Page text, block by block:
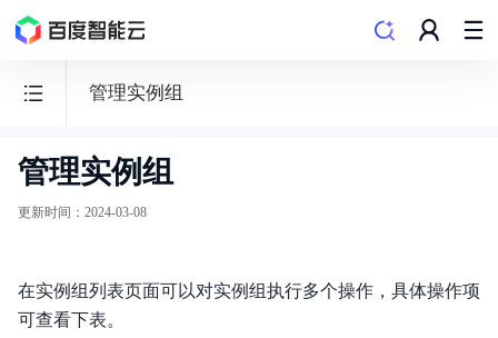
管理实例组
边
缘
节
点
管理实例组
更新时间 ： 2024-03-08
在实例组列表页面可以对实例组执行多个操作，具体操作项
可查看下表。